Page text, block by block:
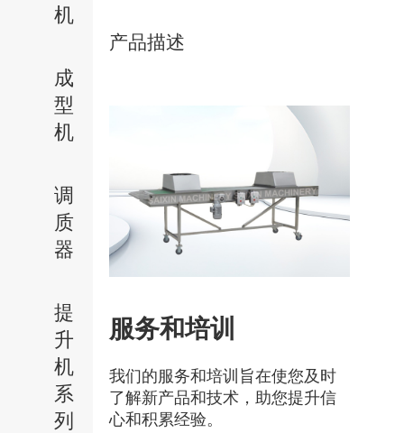
机
成
型
机
调
质
器
提
升
机
系
列
产品描述
服务和培训
我们的服务和培训旨在使您及时
了解新产品和技术，助您提升信
心和积累经验。